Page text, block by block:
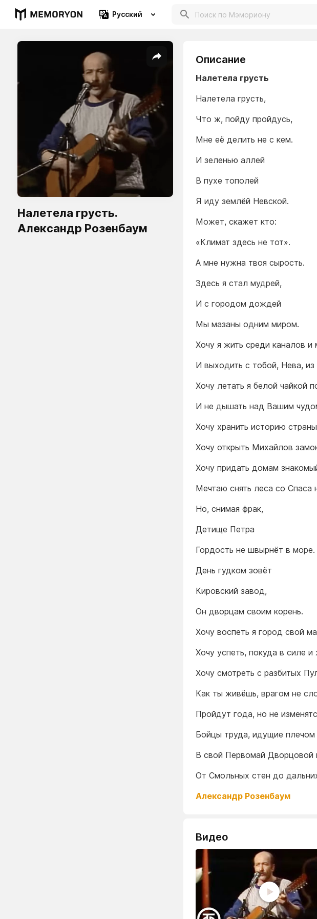
Русский
Налетела грусть.
Александр Розенбаум
Описание
Налетела грусть
Налетела грусть,
Что ж, пойду пройдусь,
Мне её делить не с кем.
И зеленью аллей
В пухе тополей
Я иду землёй Невской.
Может, скажет кто:
«Климат здесь не тот».
А мне нужна твоя сырость.
Здесь я стал мудрей,
И с городом дождей
Мы мазаны одним миром.
Хочу я жить среди каналов и
И выходить с тобой, Нева, из
Хочу летать я белой чайкой
И не дышать над Вашим
Хочу хранить историю
Хочу открыть Михайлов
Хочу придать домам
Мечтаю снять леса со Спаса
Но, снимая фрак,
Детище Петра
Гордость не швырнёт в море.
День гудком зовёт
Кировский завод,
Он дворцам своим корень.
Хочу воспеть я город свой
Хочу успеть, покуда в силе и
Хочу смотреть с разбитых
Как ты живёшь, врагом не
Пройдут года, но не
Бойцы труда, идущие плечом
В свой Первомай
От Смольных стен до
Александр Розенбаум
Видео